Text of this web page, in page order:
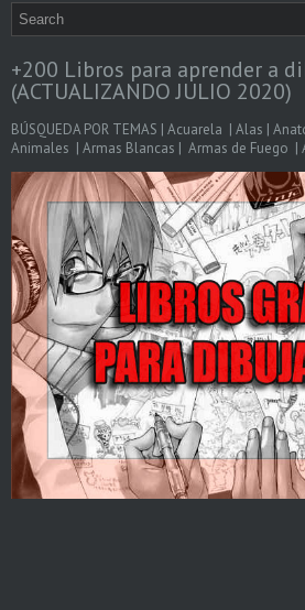
+200 Libros para aprender a
(ACTUALIZANDO JULIO 2020)
BÚSQUEDA POR TEMAS | Acuarela | Alas |
Animales | Armas Blancas | Armas de Fuego |